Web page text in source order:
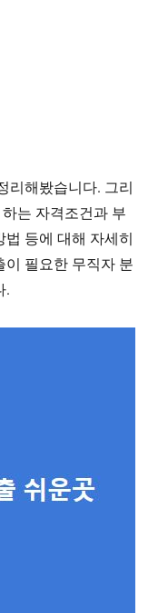
리해봤습니다. 그리
는 자격조건과 부
등에 대해 자세히
필요한 무직자 분
.